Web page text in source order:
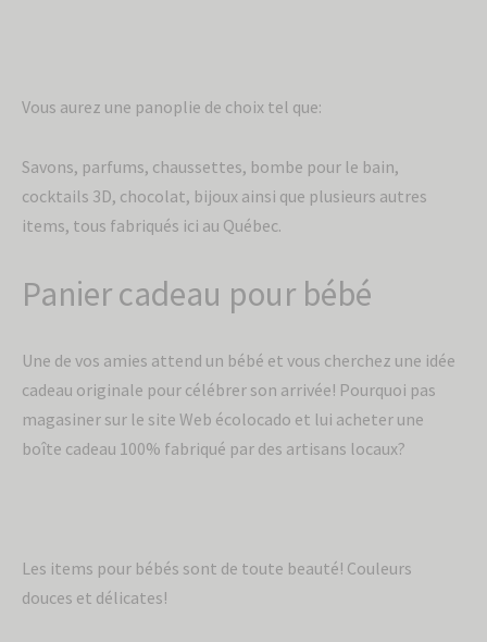
Vous aurez une panoplie de choix tel que:
Savons, parfums, chaussettes, bombe pour le bain,
cocktails 3D, chocolat, bijoux ainsi que plusieurs autres
items, tous fabriqués ici au Québec.
Panier cadeau pour bébé
Une de vos amies attend un bébé et vous cherchez une idée
cadeau originale pour célébrer son arrivée! Pourquoi pas
magasiner sur le site Web écolocado et lui acheter une
boîte cadeau 100% fabriqué par des artisans locaux?
Les items pour bébés sont de toute beauté! Couleurs
douces et délicates!